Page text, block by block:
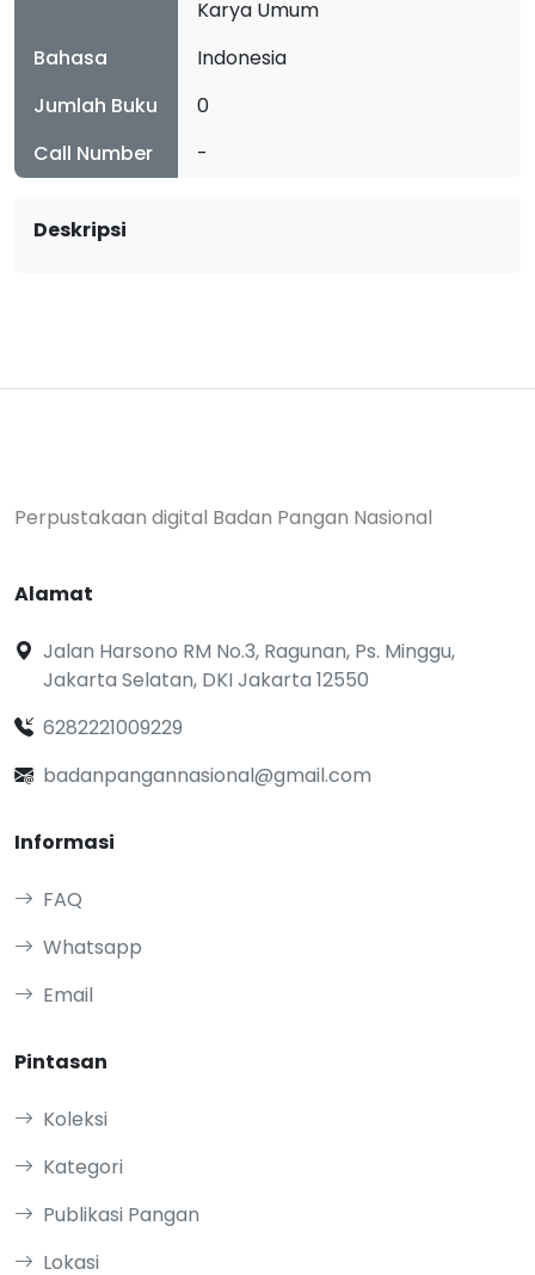
Karya Umum
Bahasa
Indonesia
Jumlah Buku
0
Call Number
-
Deskripsi
Perpustakaan digital Badan Pangan Nasional
Alamat
Jalan Harsono RM No.3, Ragunan, Ps. Minggu,
Jakarta Selatan, DKI Jakarta 12550
6282221009229
badanpangannasional@gmail.com
Informasi
FAQ
Whatsapp
Email
Pintasan
Koleksi
Kategori
Publikasi Pangan
Lokasi